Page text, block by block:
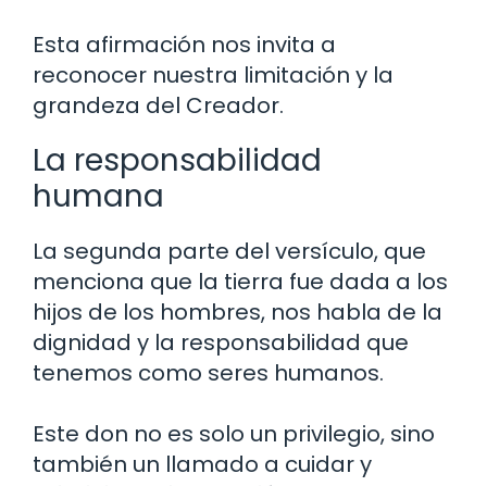
Esta afirmación nos invita a
reconocer nuestra limitación y la
grandeza del Creador.
La responsabilidad
humana
La segunda parte del versículo, que
menciona que la tierra fue dada a los
hijos de los hombres, nos habla de la
dignidad y la responsabilidad que
tenemos como seres humanos.
Este don no es solo un privilegio, sino
también un llamado a cuidar y